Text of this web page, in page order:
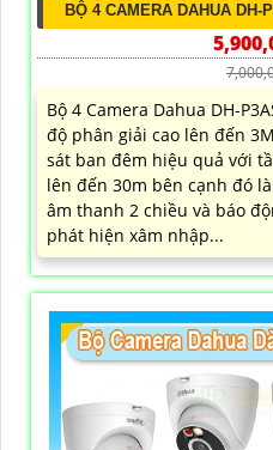
BỘ 4 CAMERA DAHUA DH-
Bộ 4 Camera Dahua DH-
độ phân giải cao lên đến
sát ban đêm hiệu quả với
lên đến 30m bên cạnh đó
âm thanh 2 chiều và báo
phát hiện xâm nhập...